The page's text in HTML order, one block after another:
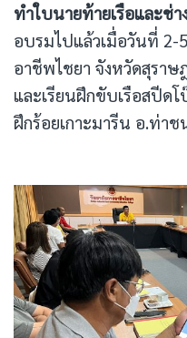
ทำใบนายท้ายเรือและช่า
อบรมไปแล้วเมื่อวันที่ 2-
อาชีพไชยา จังหวัดสุราษ
และเรียนฝึกขับเรือสปีด
ฝึกร้อยเกาะมารีน อ.ท่า